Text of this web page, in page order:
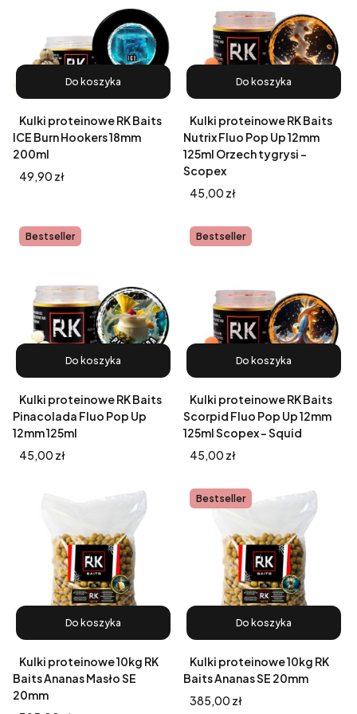
Do koszyka
Kulki proteinowe RK Baits
ICE Burn Hookers 18mm
200ml
Cena
49,90 zł
Do koszyka
Kulki proteinowe RK Baits
Nutrix Fluo Pop Up 12mm
125ml Orzech tygrysi -
Scopex
Cena
45,00 zł
Bestseller
Do koszyka
Kulki proteinowe RK Baits
Pinacolada Fluo Pop Up
12mm 125ml
Cena
45,00 zł
Bestseller
Do koszyka
Kulki proteinowe RK Baits
Scorpid Fluo Pop Up 12mm
125ml Scopex - Squid
Cena
45,00 zł
Do koszyka
Kulki proteinowe 10kg RK
Baits Ananas Masło SE
20mm
Bestseller
Do koszyka
Kulki proteinowe 10kg RK
Baits Ananas SE 20mm
Cena
385,00 zł